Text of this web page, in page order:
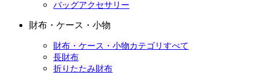
バッグアクセサリー
財布・ケース・小物
財布・ケース・小物カテゴリすべて
長財布
折りたたみ財布